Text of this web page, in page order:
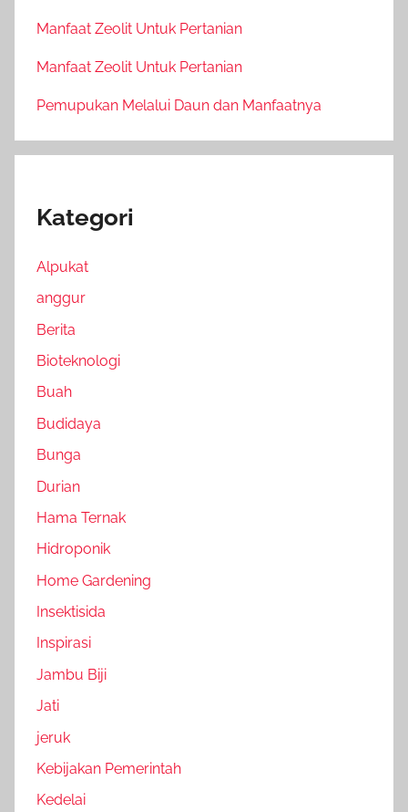
Manfaat Zeolit Untuk Pertanian
Manfaat Zeolit Untuk Pertanian
Pemupukan Melalui Daun dan Manfaatnya
Kategori
Alpukat
anggur
Berita
Bioteknologi
Buah
Budidaya
Bunga
Durian
Hama Ternak
Hidroponik
Home Gardening
Insektisida
Inspirasi
Jambu Biji
Jati
jeruk
Kebijakan Pemerintah
Kedelai